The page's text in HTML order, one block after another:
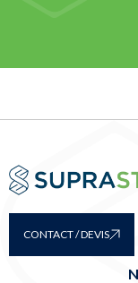
CONTACT / DEVIS